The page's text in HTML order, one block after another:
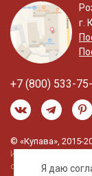
Я даю
г.
+7 (800) 533-
© «Купава», 2015-
Информация на
офертой.